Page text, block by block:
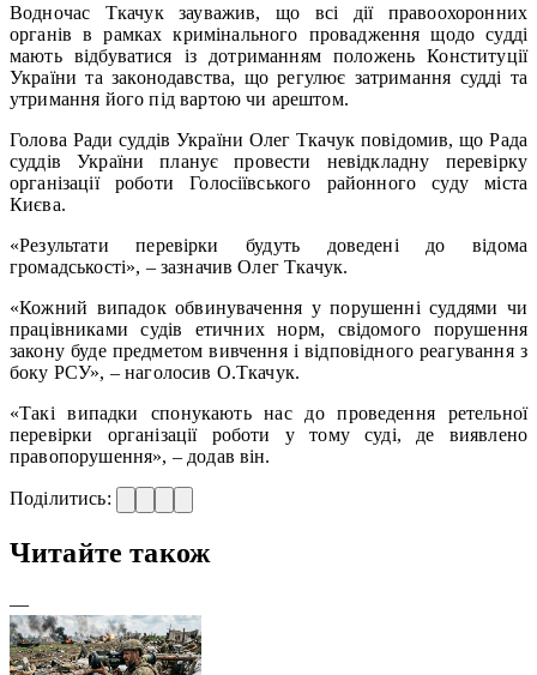
Водночас Ткачук зауважив, що всі дії правоохоронних
органів в рамках кримінального провадження щодо судді
мають відбуватися із дотриманням положень Конституції
України та законодавства, що регулює затримання судді та
утримання його під вартою чи арештом.
Голова Ради суддів України Олег Ткачук повідомив, що Рада
суддів України планує провести невідкладну перевірку
організації роботи Голосіївського районного суду міста
Києва.
«Результати перевірки будуть доведені до відома
громадськості», – зазначив Олег Ткачук.
«Кожний випадок обвинувачення у порушенні суддями чи
працівниками судів етичних норм, свідомого порушення
закону буде предметом вивчення і відповідного реагування з
боку РСУ», – наголосив О.Ткачук.
«Такі випадки спонукають нас до проведення ретельної
перевірки організації роботи у тому суді, де виявлено
правопорушення», – додав він.
Поділитись:
Читайте також
—